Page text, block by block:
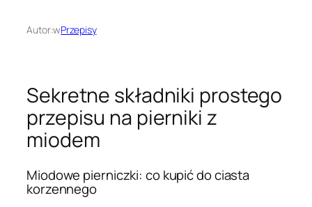
Autor:wPrzepisy
Sekretne składniki prostego
przepisu na pierniki z
miodem
Miodowe pierniczki: co kupić do ciasta
korzennego